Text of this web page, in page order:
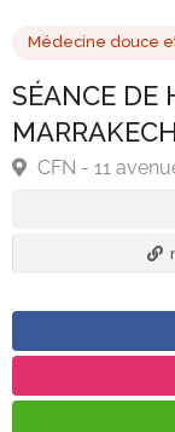
Médecine
SÉANCE